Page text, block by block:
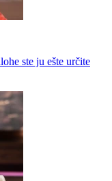
ste ju ešte určite